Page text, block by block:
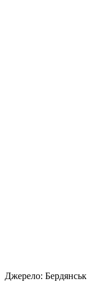
Джерело: Бердянськ